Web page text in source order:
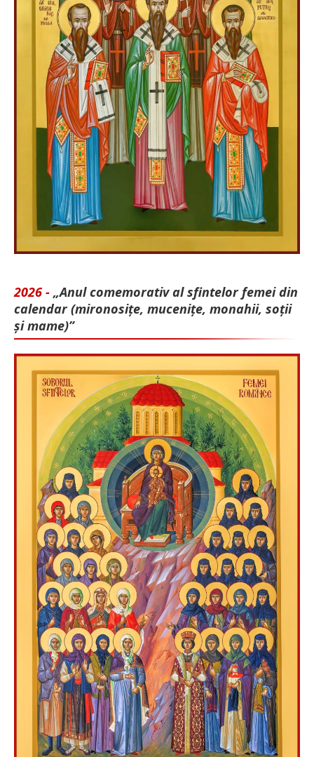
2026 - „Anul comemorativ al sfintelor femei din
calendar (mironosițe, mu­cenițe, monahii, soții
și mame)”